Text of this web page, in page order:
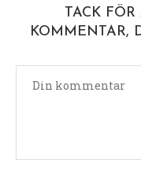
TACK
KOMMENTAR,